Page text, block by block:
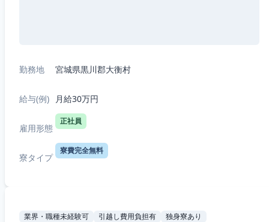
勤務地 宮城県黒川郡大衡村
給与(例) 月給30万円
雇用形態
正社員
寮タイプ
寮費完全無料
業界・職種未経験可 引越し費用負担有
独身寮あり